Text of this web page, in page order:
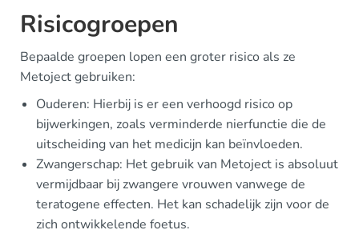
Risicogroepen
Bepaalde groepen lopen een groter risico als ze
Metoject gebruiken:
Ouderen: Hierbij is er een verhoogd risico op
bijwerkingen, zoals verminderde nierfunctie die de
uitscheiding van het medicijn kan beïnvloeden.
Zwangerschap: Het gebruik van Metoject is absoluut
vermijdbaar bij zwangere vrouwen vanwege de
teratogene effecten. Het kan schadelijk zijn voor de
zich ontwikkelende foetus.